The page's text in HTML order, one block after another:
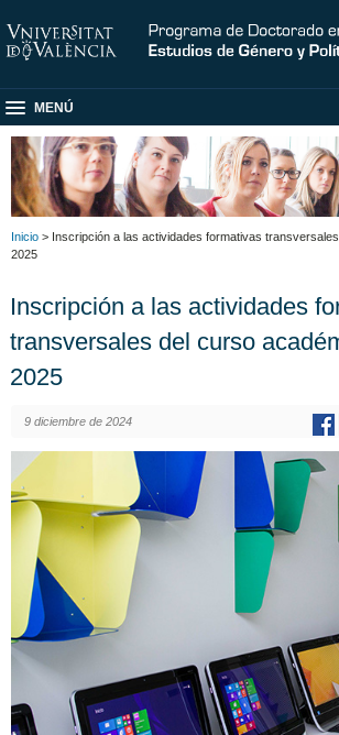
MENÚ
Inicio > Inscripción a las actividades formativas
2025
Inscripción a las actividades
transversales del curso
2025
9 diciembre de 2024